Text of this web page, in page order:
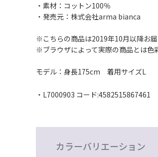
・素材：コットン100％
・発売元：株式会社arma bianca
※こちらの商品は2019年10月以降お
※ブラウザによって実際の商品とは色
モデル：身長175cm 着用サイズL
・L7000903 コード:4582515867461
カラーバリエーション